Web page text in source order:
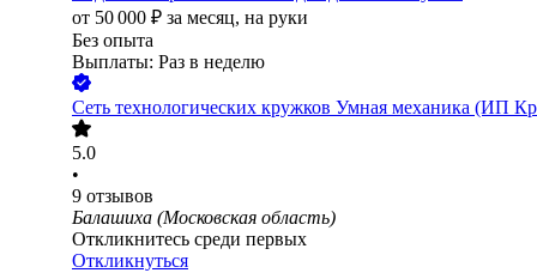
от 50 000 ₽ за месяц, на руки
Без опыта
Выплаты: Раз в неделю
Сеть технологических кружков Умная механика (ИП
5.0
•
9 отзывов
Балашиха (Московская область)
Откликнитесь среди первых
Откликнуться